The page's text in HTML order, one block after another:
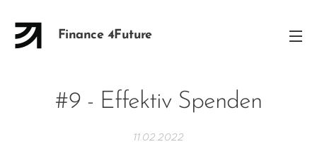
Finance 4Future
#9 - Effektiv Spenden
11.02.2022